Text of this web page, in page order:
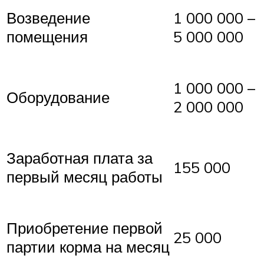
Возведение
помещения
1 000 000 –
5 000 000
Оборудование
1 000 000 –
2 000 000
Заработная плата за
первый месяц работы
155 000
Приобретение первой
партии корма на месяц 25 000